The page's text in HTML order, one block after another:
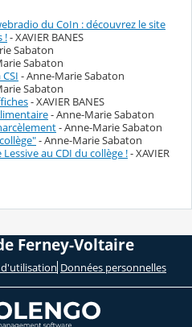
du CoIn : découvrez le site
!- XAVIER BANES
Sabaton
Sabaton
- Anne-Marie Sabaton
Sabaton
- XAVIER BANES
- Anne-Marie Sabaton
- Anne-Marie Sabaton
- Anne-Marie Sabaton
au CDI du collège !- XAVIER
Ferney-Voltaire
Données personnelles